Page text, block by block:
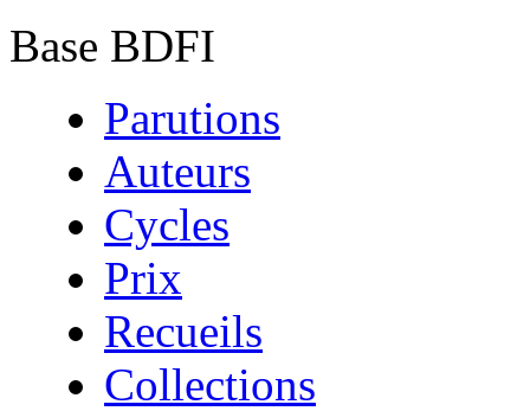
Base BDFI
Parutions
Auteurs
Cycles
Prix
Recueils
Collections